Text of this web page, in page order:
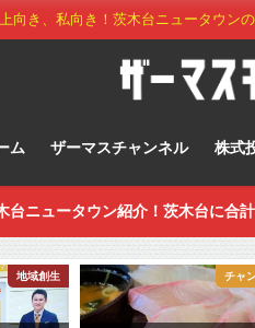
向き、私向き！茨木台ニュータウン
ム ザーマスチャンネル 株式
台ニュータウン紹介！茨木台に合
地域創生 チャ